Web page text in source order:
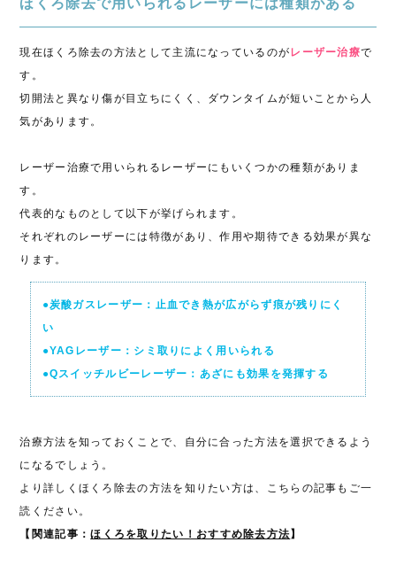
ほくろ除去で用いられるレーザーには種類がある
現在ほくろ除去の方法として主流になっているのが レーザー治療で
す。
切開法と異なり傷が目立ちにくく、ダウンタイムが短いことから人
気があります。
レーザー治療で用いられるレーザーにもいくつかの種類がありま
す。
代表的なものとして以下が挙げられます。
それぞれのレーザーには特徴があり、作用や期待できる効果が異な
ります。
●炭酸ガスレーザー：止血でき熱が広がらず痕が残りにく
い
●YAGレーザー：シミ取りによく用いられる
●Qスイッチルビーレーザー：あざにも効果を発揮する
治療方法を知っておくことで、自分に合った方法を選択できるよう
になるでしょう。
より詳しくほくろ除去の方法を知りたい方は、こちらの記事もご一
読ください。
【関連記事：ほくろを取りたい！おすすめ除去方法 】